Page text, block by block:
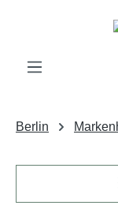
Zum Hauptinhalt
Berlin